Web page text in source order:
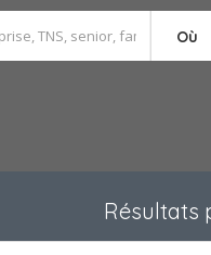
Où
Résultats